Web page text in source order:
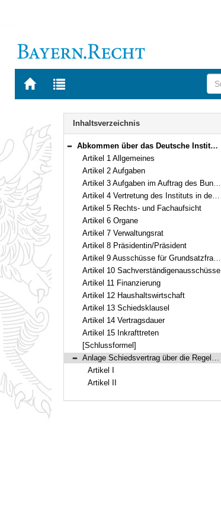
Zur
BAYERN.RECHT
Zur
letzten
Navigation
Inhaltsverzeichnis
Bereich reduzieren
Abkommen über das Deutsche Institut für Bautechnik (DIBt-Abkommen) Vom 29. September – 2. Dezember 1992 (Art. 1–15)
Artikel 1 Allgemeines
Artikel 2 Aufgaben
Artikel 3 Aufgaben im Auftrag des Bundes
Artikel 4 Vertretung des Instituts in der Organisation Technischer Bewertungsstellen
Artikel 5 Rechts- und Fachaufsicht
Artikel 6 Organe
Artikel 7 Verwaltungsrat
Artikel 8 Präsidentin/Präsident
Artikel 9 Ausschüsse für Grundsatzfragen
Artikel 10 Sachverständigenausschüsse
Artikel 11 Finanzierung
Artikel 12 Haushaltswirtschaft
Artikel 13 Schiedsklausel
Artikel 14 Vertragsdauer
Artikel 15 Inkrafttreten
[Schlussformel]
Bereich reduzieren
Anlage Schiedsvertrag über die Regelung von Streitigkeiten aus dem Abkommen über das Deutsche Institut für Bautechnik
Artikel I
Artikel II